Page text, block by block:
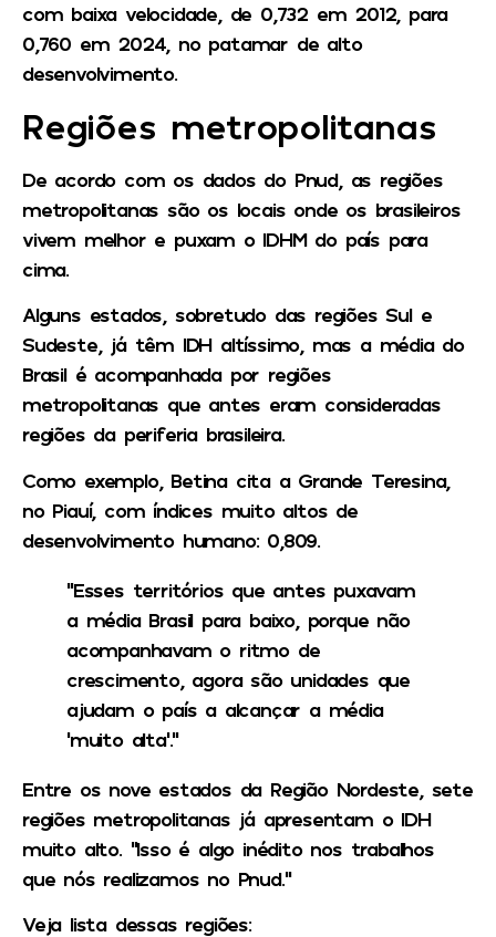
com baixa velocidade, de 0,732 em 2012, para
0,760 em 2024, no patamar de alto
desenvolvimento.
Regiões metropolitanas
De acordo com os dados do Pnud, as regiões
metropolitanas são os locais onde os brasileiros
vivem melhor e puxam o IDHM do país para
cima.
Alguns estados, sobretudo das regiões Sul e
Sudeste, já têm IDH altíssimo, mas a média do
Brasil é acompanhada por regiões
metropolitanas que antes eram consideradas
regiões da periferia brasileira.
Como exemplo, Betina cita a Grande Teresina,
no Piauí, com índices muito altos de
desenvolvimento humano: 0,809.
“Esses territórios que antes puxavam
a média Brasil para baixo, porque não
acompanhavam o ritmo de
crescimento, agora são unidades que
ajudam o país a alcançar a média
‘muito alta’.”
Entre os nove estados da Região Nordeste, sete
regiões metropolitanas já apresentam o IDH
muito alto. “Isso é algo inédito nos trabalhos
que nós realizamos no Pnud.”
Veja lista dessas regiões: